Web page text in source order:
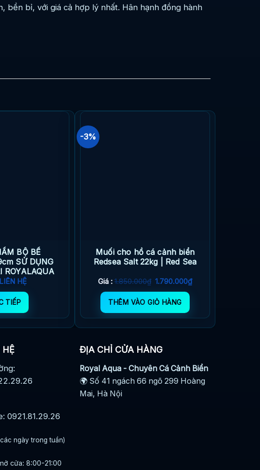
bền bỉ, với giá cả hợp lý nhất. Hân hạnh đồng hành
BỘ BỂ
SỬ DỤNG
ROYALAQUA
LIÊN HỆ
TIẾP
-3%
Muối cho hồ cá cảnh biển
Redsea Salt 22kg | Red Sea
Giá : 1.850.000₫ Giá
1.850.000₫.
1.790.000₫Giá
hiện
THÊM VÀO GIỎ HÀNG
HỆ
0921.81.29.26
ngày trong tuần)
cửa: 8:00-21:00
ĐỊA CHỈ CỬA HÀNG
Royal Aqua - Chuyên Cá Cảnh Biển
🌍 Số 41 ngách 66 ngõ 299 Hoàng
Mai, Hà Nội